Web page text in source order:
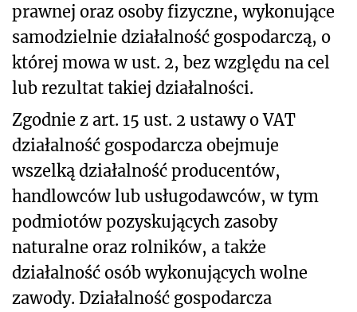
prawnej oraz osoby fizyczne, wykonujące
samodzielnie działalność gospodarczą, o
której mowa w ust. 2, bez względu na cel
lub rezultat takiej działalności.
Zgodnie z art. 15 ust. 2 ustawy o VAT
działalność gospodarcza obejmuje
wszelką działalność producentów,
handlowców lub usługodawców, w tym
podmiotów pozyskujących zasoby
naturalne oraz rolników, a także
działalność osób wykonujących wolne
zawody. Działalność gospodarcza